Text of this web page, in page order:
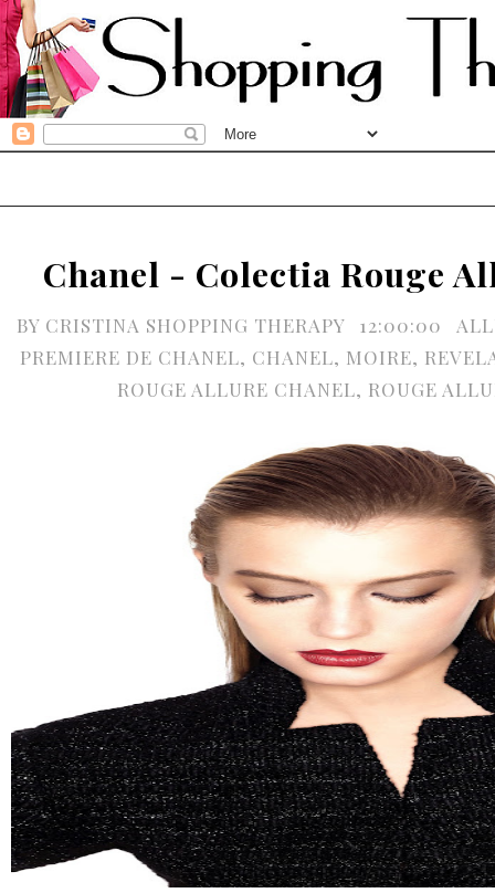
Chanel - Colectia Rouge
BY CRISTINA SHOPPING THERAPY 12:00:00
PREMIERE DE CHANEL, CHANEL, MOIRE,
ROUGE ALLURE CHANEL, ROUGE